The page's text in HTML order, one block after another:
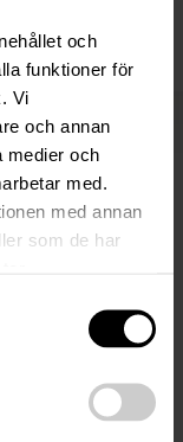
och
funktioner för
Vi
och annan
medier och
med.
med annan
som de har
/ Gävle
/
2059. Följande
se länk